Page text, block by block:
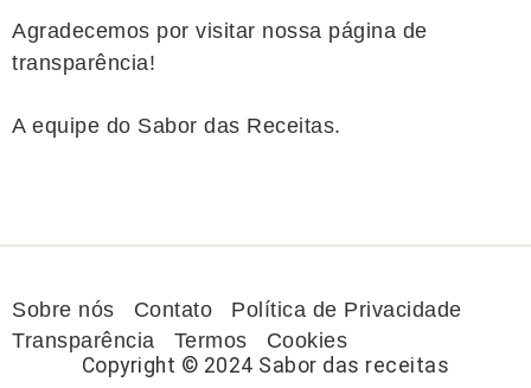
Agradecemos por visitar nossa página de
transparência!
A equipe do Sabor das Receitas.
Sobre nós Contato
Política de Privacidade
Transparência
Termos
Cookies
Copyright © 2024 Sabor das receitas